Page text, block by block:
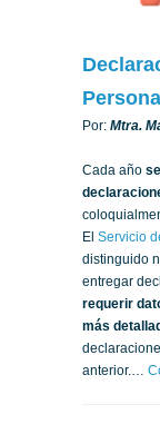
Por: Mtra.
Cada año
El Servicio
distinguido
entregar
requerir
más
anterior.…